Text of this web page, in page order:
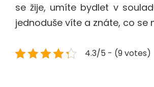
se žije, umíte bydlet v
jednoduše víte a znáte, co se
4.3/5 - (9 votes)